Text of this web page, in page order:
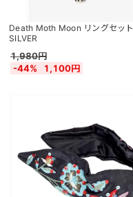
Death Moth Moon リングセット
SILVER
1,980円
-44%
1,100円